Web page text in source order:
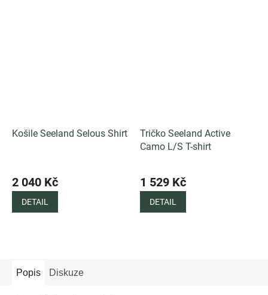
Košile Seeland Selous Shirt
hodnocení
produktu
2 040 Kč
DETAIL
Tričko Seeland Active
Camo L/S T-shirt
1 529 Kč
DETAIL
Popis Diskuze